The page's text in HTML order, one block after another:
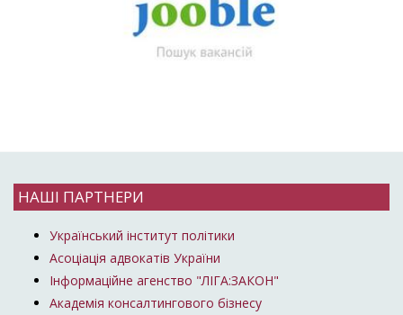
НАШІ ПАРТНЕРИ
Український інститут політики
Асоціація адвокатів України
Інформаційне агенство "ЛІГА:ЗАКОН"
Академія консалтингового бізнесу